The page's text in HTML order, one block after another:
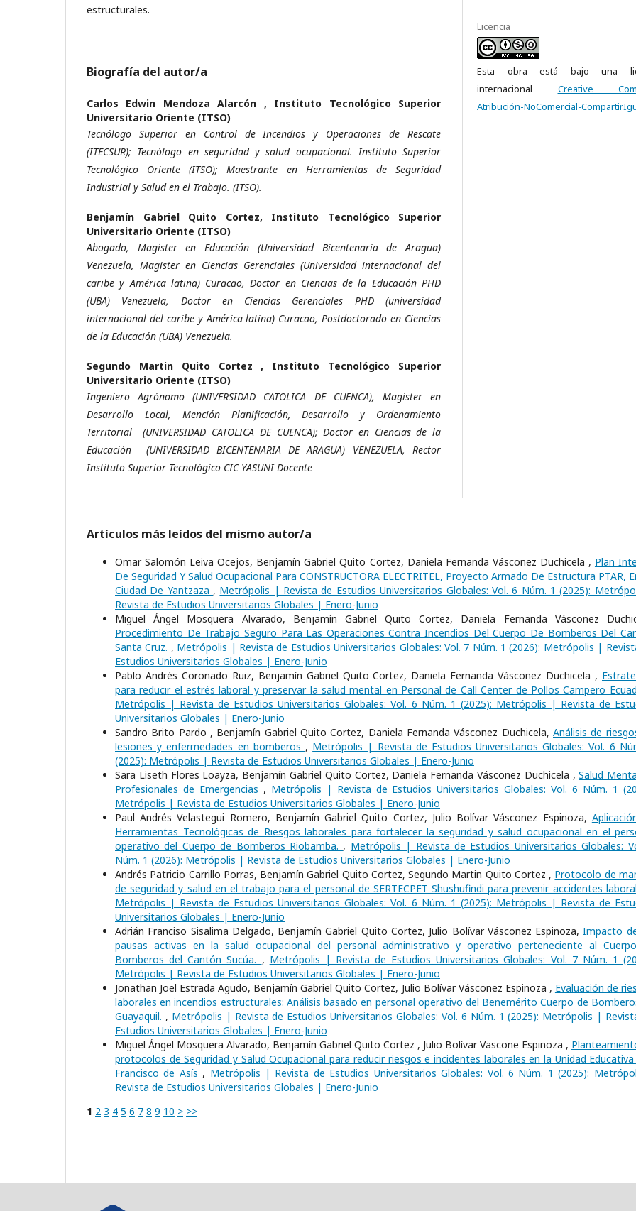
estructurales.
Biografía del autor/a
Carlos Edwin Mendoza Alarcón , Instituto Tecnológico Superior
Universitario Oriente (ITSO)
Tecnólogo Superior en Control de Incendios y Operaciones de Rescate
(ITECSUR); Tecnólogo en seguridad y salud ocupacional. Instituto Superior
Tecnológico Oriente (ITSO); Maestrante en Herramientas de Seguridad
Industrial y Salud en el Trabajo. (ITSO).
Benjamín Gabriel Quito Cortez, Instituto Tecnológico Superior
Universitario Oriente (ITSO)
Abogado, Magister en Educación (Universidad Bicentenaria de Aragua)
Venezuela, Magister en Ciencias Gerenciales (Universidad internacional del
caribe y América latina) Curacao, Doctor en Ciencias de la Educación PHD
(UBA) Venezuela, Doctor en Ciencias Gerenciales PHD (universidad
internacional del caribe y América latina) Curacao, Postdoctorado en Ciencias
de la Educación (UBA) Venezuela.
Segundo Martin Quito Cortez , Instituto Tecnológico Superior
Universitario Oriente (ITSO)
Ingeniero Agrónomo (UNIVERSIDAD CATOLICA DE CUENCA), Magister en
Desarrollo Local, Mención Planificación, Desarrollo y Ordenamiento
Territorial (UNIVERSIDAD CATOLICA DE CUENCA); Doctor en Ciencias de la
Educación (UNIVERSIDAD BICENTENARIA DE ARAGUA) VENEZUELA, Rector
Instituto Superior Tecnológico CIC YASUNI Docente
Licencia
Esta obra está bajo una
internacional Creative
Atribución-NoComercial-
Artículos más leídos del mismo autor/a
Omar Salomón Leiva Ocejos, Benjamín Gabriel Quito Cortez, Daniela Fernanda Vásconez Duchicela , Plan
De Seguridad Y Salud Ocupacional Para CONSTRUCTORA ELECTRITEL, Proyecto Armado De Estructura PTAR,
Ciudad De Yantzaza , Metrópolis | Revista de Estudios Universitarios Globales: Vol. 6 Núm. 1 (2025):
Revista de Estudios Universitarios Globales | Enero-Junio
Miguel Ángel Mosquera Alvarado, Benjamín Gabriel Quito Cortez, Daniela Fernanda Vásconez
Procedimiento De Trabajo Seguro Para Las Operaciones Contra Incendios Del Cuerpo De Bomberos Del
Santa Cruz. , Metrópolis | Revista de Estudios Universitarios Globales: Vol. 7 Núm. 1 (2026): Metrópolis |
Estudios Universitarios Globales | Enero-Junio
Pablo Andrés Coronado Ruiz, Benjamín Gabriel Quito Cortez, Daniela Fernanda Vásconez Duchicela ,
para reducir el estrés laboral y preservar la salud mental en Personal de Call Center de Pollos Campero
Metrópolis | Revista de Estudios Universitarios Globales: Vol. 6 Núm. 1 (2025): Metrópolis | Revista de
Universitarios Globales | Enero-Junio
Sandro Brito Pardo , Benjamín Gabriel Quito Cortez, Daniela Fernanda Vásconez Duchicela, Análisis de
lesiones y enfermedades en bomberos , Metrópolis | Revista de Estudios Universitarios Globales: Vol. 6
(2025): Metrópolis | Revista de Estudios Universitarios Globales | Enero-Junio
Sara Liseth Flores Loayza, Benjamín Gabriel Quito Cortez, Daniela Fernanda Vásconez Duchicela ,Salud
Profesionales de Emergencias , Metrópolis | Revista de Estudios Universitarios Globales: Vol. 6 Núm. 1
Metrópolis | Revista de Estudios Universitarios Globales | Enero-Junio
Paul Andrés Velastegui Romero, Benjamín Gabriel Quito Cortez, Julio Bolívar Vásconez Espinoza,
Herramientas Tecnológicas de Riesgos laborales para fortalecer la seguridad y salud ocupacional en el
operativo del Cuerpo de Bomberos Riobamba. , Metrópolis | Revista de Estudios Universitarios Globales:
Núm. 1 (2026): Metrópolis | Revista de Estudios Universitarios Globales | Enero-Junio
Andrés Patricio Carrillo Porras, Benjamín Gabriel Quito Cortez, Segundo Martin Quito Cortez , Protocolo de
de seguridad y salud en el trabajo para el personal de SERTECPET Shushufindi para prevenir accidentes
Metrópolis | Revista de Estudios Universitarios Globales: Vol. 6 Núm. 1 (2025): Metrópolis | Revista de
Universitarios Globales | Enero-Junio
Adrián Franciso Sisalima Delgado, Benjamín Gabriel Quito Cortez, Julio Bolívar Vásconez Espinoza,Impacto
pausas activas en la salud ocupacional del personal administrativo y operativo perteneciente al
Bomberos del Cantón Sucúa. , Metrópolis | Revista de Estudios Universitarios Globales: Vol. 7 Núm. 1
Metrópolis | Revista de Estudios Universitarios Globales | Enero-Junio
Jonathan Joel Estrada Agudo, Benjamín Gabriel Quito Cortez, Julio Bolívar Vásconez Espinoza , Evaluación de
laborales en incendios estructurales: Análisis basado en personal operativo del Benemérito Cuerpo de
Guayaquil. , Metrópolis | Revista de Estudios Universitarios Globales: Vol. 6 Núm. 1 (2025): Metrópolis |
Estudios Universitarios Globales | Enero-Junio
Miguel Ángel Mosquera Alvarado, Benjamín Gabriel Quito Cortez , Julio Bolívar Vascone Espinoza ,
protocolos de Seguridad y Salud Ocupacional para reducir riesgos e incidentes laborales en la Unidad Educativa
Francisco de Asís , Metrópolis | Revista de Estudios Universitarios Globales: Vol. 6 Núm. 1 (2025):
Revista de Estudios Universitarios Globales | Enero-Junio
1 2 3 4 5 6 7 8 9 10 > >>